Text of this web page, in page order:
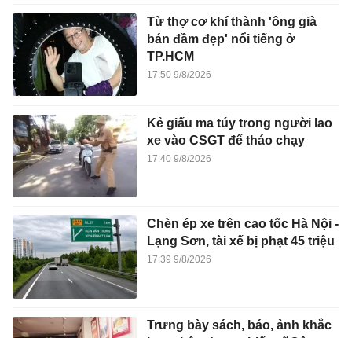
Từ thợ cơ khí thành 'ông già
bán đầm đẹp' nổi tiếng ở
TP.HCM
17:50 9/8/2026
Kẻ giấu ma túy trong người lao
xe vào CSGT để tháo chạy
17:40 9/8/2026
Chèn ép xe trên cao tốc Hà Nội -
Lạng Sơn, tài xế bị phạt 45 triệu
17:39 9/8/2026
Trưng bày sách, báo, ảnh khắc